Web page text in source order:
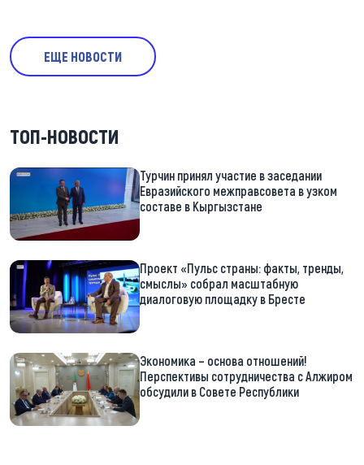
ЕЩЕ НОВОСТИ
ТОП-НОВОСТИ
Турчин принял участие в заседании
Евразийского межправсовета в узком
составе в Кыргызстане
Проект «Пульс страны: факты, тренды,
смыслы» собрал масштабную
диалоговую площадку в Бресте
Экономика – основа отношений!
Перспективы сотрудничества с Алжиром
обсудили в Совете Республики